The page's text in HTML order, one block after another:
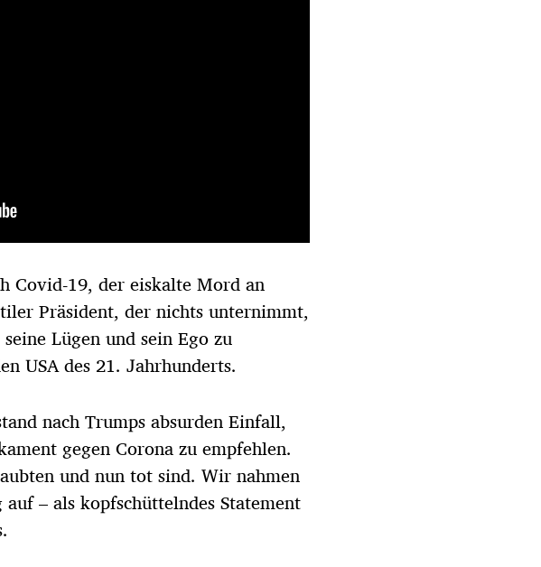
Covid-19, der eiskalte Mord an
Präsident, der nichts unternimmt,
Lügen und sein Ego zu
USA des 21. Jahrhunderts.
nach Trumps absurden Einfall,
gegen Corona zu empfehlen.
und nun tot sind. Wir nahmen
– als kopfschüttelndes Statement